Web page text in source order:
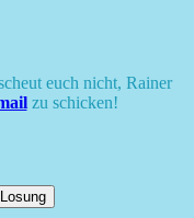
euch nicht, Rainer
zu schicken!